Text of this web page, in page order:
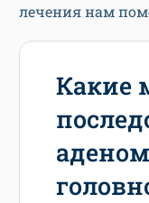
лечения нам
Какие